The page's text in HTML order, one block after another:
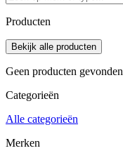
Producten
Geen producten gevonden
Categorieën
Alle categorieën
Merken